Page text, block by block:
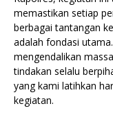
memastikan setiap
berbagai tantangan
adalah fondasi
mengendalikan
tindakan selalu
yang kami latihkan
kegiatan.